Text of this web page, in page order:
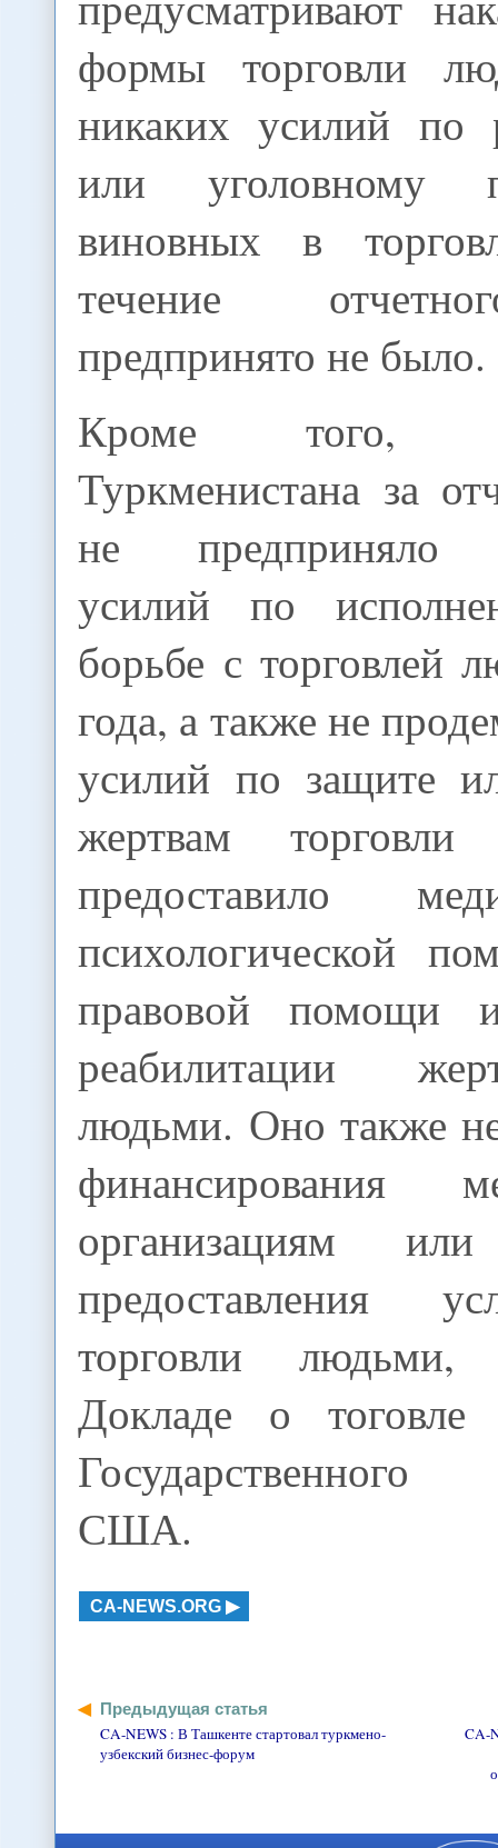
формы торговли
никаких усилий по
или уголовному
виновных в
течение
предпринято не было.
Кроме того,
Туркменистана за
не предприняло
усилий по
борьбе с торговлей
года, а также не
усилий по защите
жертвам
предоставило
психологической
правовой помощи
реабилитации
людьми. Оно также
финансирования
организациям
предоставления
торговли людьми,
Докладе о
Государственного
США.
CA-NEWS.ORG
Предыдущая статья
CA-NEWS : В Ташкенте стартовал туркмено-
узбекский бизнес-форум
CA-